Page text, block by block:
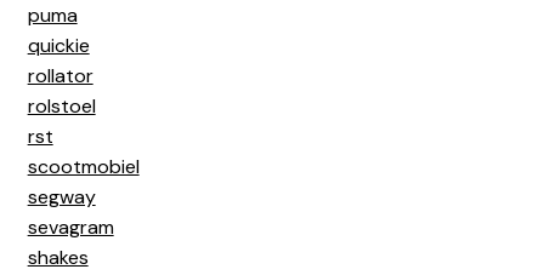
puma
quickie
rollator
rolstoel
rst
scootmobiel
segway
sevagram
shakes